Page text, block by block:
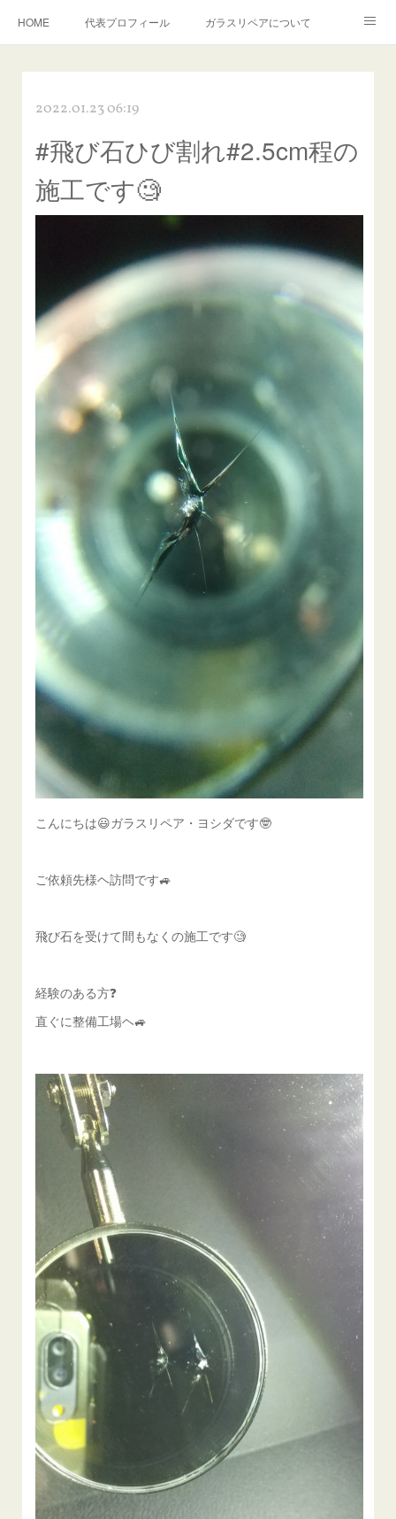
HOME 代表プロフィール ガラスリペアについて
飛び石施工料金について
当店へのアクセス 建築ガラスキズ取り・研磨・磨き
【プロ使用】フッ素系ガラストリートメント『アクアペル』
当店の良心的価格の理由について
ガラスリペア施工価格
飛び石ひび割れでヒビ先が伸びた場合は？
2022.01.23 06:19
#飛び石ひび割れ#2.5cm程の
施工です🧐
こんにちは😃ガラスリペア・ヨシダです🤓
ご依頼先様ヘ訪問です🚙
飛び石を受けて間もなくの施工です🧐
経験のある方❓️
直ぐに整備工場ヘ🚙